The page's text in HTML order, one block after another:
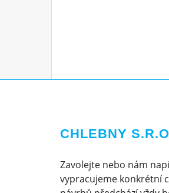
CHLEBNY
Zavolejte nebo nám
vypracujeme konkrétní